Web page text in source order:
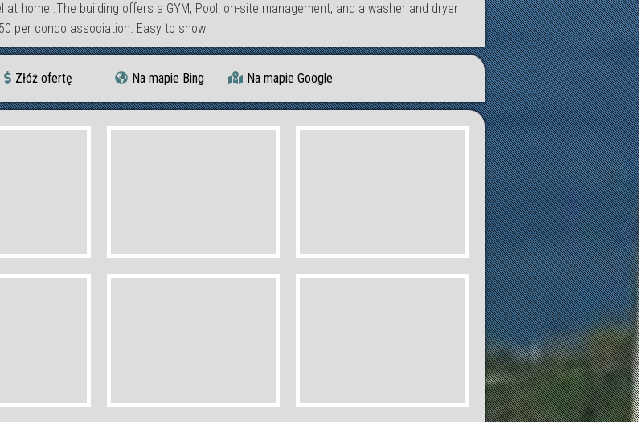
home .The building offers a GYM, Pool, on-site management, and a washer and dryer
per condo association. Easy to show
Złóż ofertę Na mapie Bing Na mapie Google